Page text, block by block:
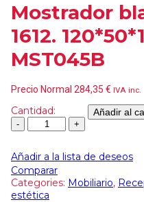
Mostrador
1612.
MST045B
Precio Normal 284,35 € IVA inc.
Cantidad: Añadir al
Añadir a la lista de deseos
Comparar
Categories: Mobiliario,
estética